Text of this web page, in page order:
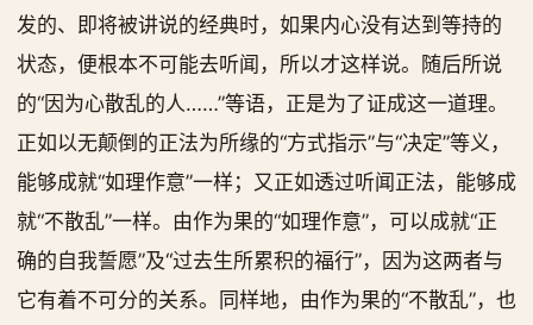
发的、即将被讲说的经典时，如果内心没有达到等持的
状态，便根本不可能去听闻，所以才这样说。随后所说
的“因为心散乱的人……”等语，正是为了证成这一道理。
正如以无颠倒的正法为所缘的“方式指示”与“决定”等义，
能够成就“如理作意”一样；又正如透过听闻正法，能够成
就“不散乱”一样。由作为果的“如理作意”，可以成就“正
确的自我誓愿”及“过去生所累积的福行”，因为这两者与
它有着不可分的关系。同样地，由作为果的“不散乱”，也